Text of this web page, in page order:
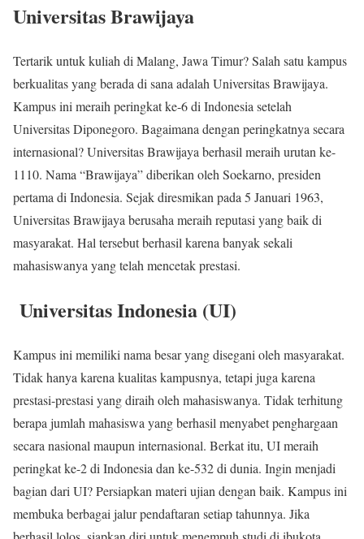
Universitas Brawijaya
Tertarik untuk kuliah di Malang, Jawa Timur? Salah satu kampus
berkualitas yang berada di sana adalah Universitas Brawijaya.
Kampus ini meraih peringkat ke-6 di Indonesia setelah
Universitas Diponegoro. Bagaimana dengan peringkatnya secara
internasional? Universitas Brawijaya berhasil meraih urutan ke-
1110. Nama “Brawijaya” diberikan oleh Soekarno, presiden
pertama di Indonesia. Sejak diresmikan pada 5 Januari 1963,
Universitas Brawijaya berusaha meraih reputasi yang baik di
masyarakat. Hal tersebut berhasil karena banyak sekali
mahasiswanya yang telah mencetak prestasi.
Universitas Indonesia (UI)
Kampus ini memiliki nama besar yang disegani oleh masyarakat.
Tidak hanya karena kualitas kampusnya, tetapi juga karena
prestasi-prestasi yang diraih oleh mahasiswanya. Tidak terhitung
berapa jumlah mahasiswa yang berhasil menyabet penghargaan
secara nasional maupun internasional. Berkat itu, UI meraih
peringkat ke-2 di Indonesia dan ke-532 di dunia. Ingin menjadi
bagian dari UI? Persiapkan materi ujian dengan baik. Kampus ini
membuka berbagai jalur pendaftaran setiap tahunnya. Jika